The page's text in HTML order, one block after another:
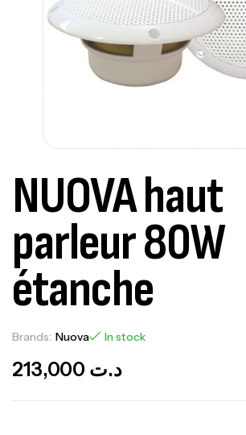
NUOVA haut
parleur 80W
étanche
Brands: Nuova In stock
د.ت